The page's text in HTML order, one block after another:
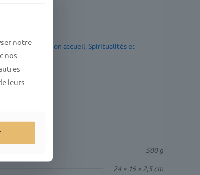
, selection accueil, Spiritualités et
500 g
24 × 16 × 2,5 cm
notre
nos
leurs